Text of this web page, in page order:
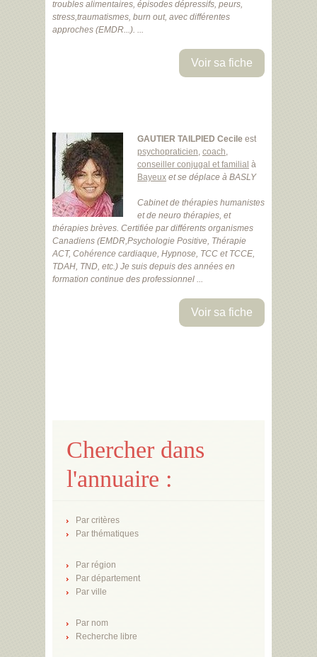
troubles alimentaires, épisodes dépressifs, peurs,
stress,traumatismes, burn out, avec différentes
approches (EMDR...). ...
Voir sa fiche
GAUTIER TAILPIED Cecile est
psychopraticien, coach,
conseiller conjugal et familial à
Bayeux et se déplace à BASLY
Cabinet de thérapies humanistes
et de neuro thérapies, et
thérapies brèves. Certifiée par différents organismes
Canadiens (EMDR,Psychologie Positive, Thérapie
ACT, Cohérence cardiaque, Hypnose, TCC et TCCE,
TDAH, TND, etc.) Je suis depuis des années en
formation continue des professionnel ...
Voir sa fiche
Chercher dans
l'annuaire :
Par critères
Par thématiques
Par région
Par département
Par ville
Par nom
Recherche libre